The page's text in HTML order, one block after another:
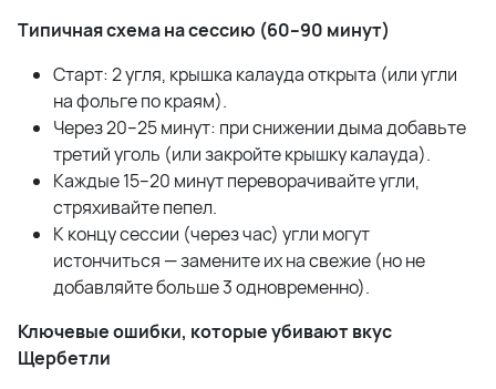
Типичная схема на сессию (60–90 минут)
Старт: 2 угля, крышка калауда открыта (или угли
на фольге по краям).
Через 20–25 минут: при снижении дыма добавьте
третий уголь (или закройте крышку калауда).
Каждые 15–20 минут переворачивайте угли,
стряхивайте пепел.
К концу сессии (через час) угли могут
истончиться — замените их на свежие (но не
добавляйте больше 3 одновременно).
Ключевые ошибки, которые убивают вкус
Щербетли